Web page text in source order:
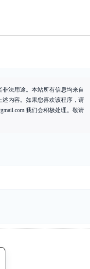
法用途。本站所有信息均来自
内容。如果您喜欢该程序，请
我们会积极处理。敬请